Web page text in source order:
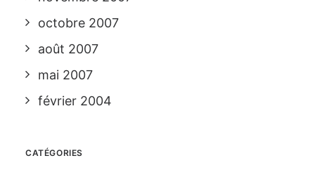
octobre 2007
août 2007
mai 2007
février 2004
CATÉGORIES